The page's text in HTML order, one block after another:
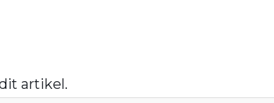
artikel.